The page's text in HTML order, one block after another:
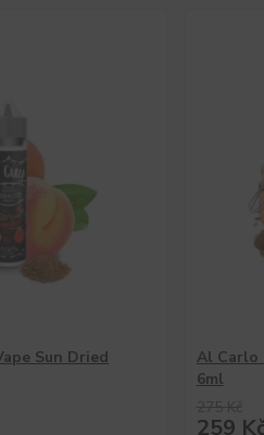
Sun Dried
Al Carlo
6ml
259